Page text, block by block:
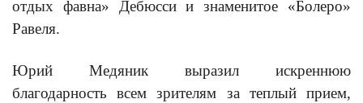
отдых фавна» Дебюсси и знаменитое «Болеро»
Равеля.
Юрий Медяник выразил искреннюю
благодарность всем зрителям за теплый прием,